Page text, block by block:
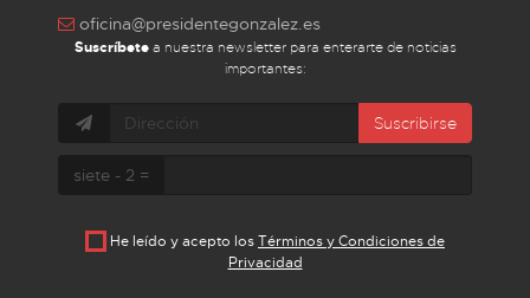
oficina@presidentegonzalez.es
Suscríbetea nuestra newsletter para enterarte de noticias
importantes:
Suscribirse
siete - 2 =
He leído y acepto losTérminos y Condiciones de
Privacidad